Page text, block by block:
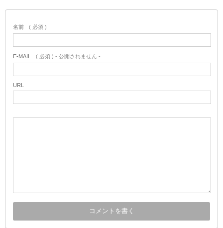
名前 ( 必須 )
E-MAIL ( 必須 ) - 公開されません -
URL